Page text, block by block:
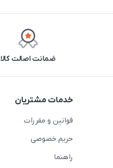
ضمانت اصالت کالا
خدمات مشتریان
قوانین و مقررات
حریم خصوصی
راهنما